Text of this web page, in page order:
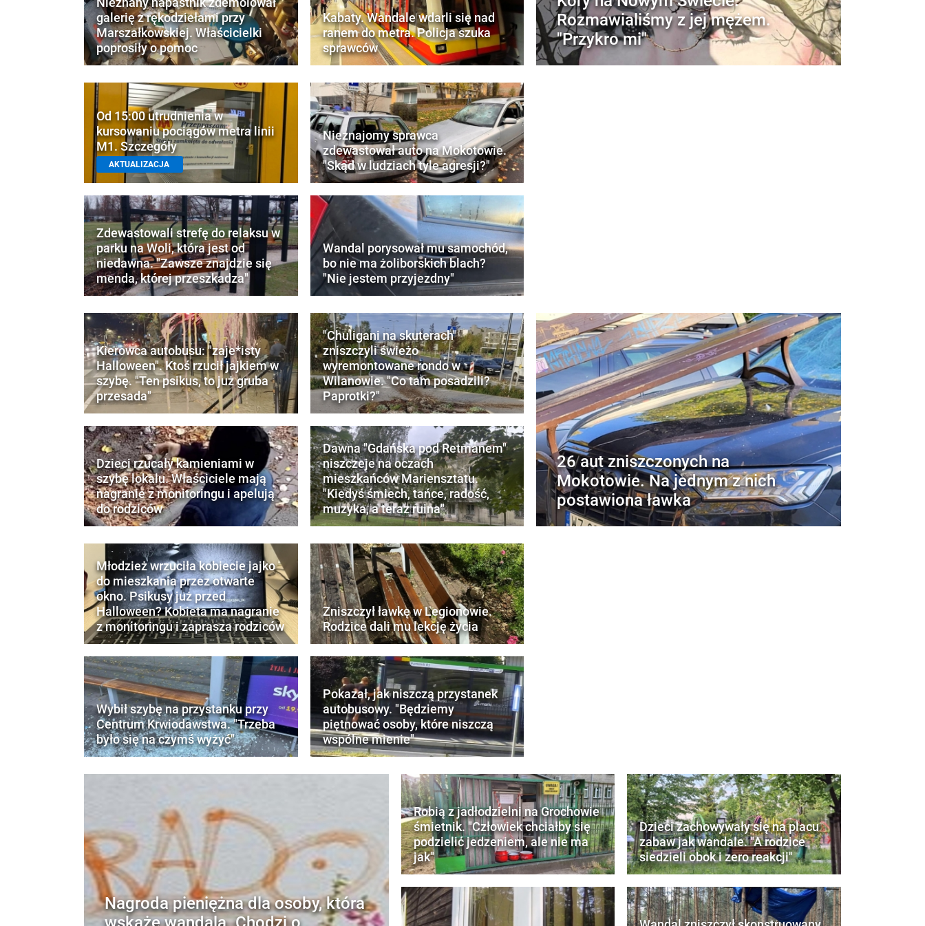
galerię z rękodziełami przy
Marszałkowskiej. Właścicielki
poprosiły o pomoc
Kabaty. Wandale wdarli się nad
ranem do metra. Policja szuka
sprawców
Rozmawialiśmy z jej mężem.
"Przykro mi"
Od 15:00 utrudnienia w
kursowaniu pociągów metra linii
M1. Szczegóły
AKTUALIZACJA
Zdewastowali strefę do relaksu w
parku na Woli, która jest od
niedawna. "Zawsze znajdzie się
menda, której przeszkadza"
Nieznajomy sprawca
zdewastował auto na Mokotowie.
"Skąd w ludziach tyle agresji?"
Wandal porysował mu samochód,
bo nie ma żoliborskich blach?
"Nie jestem przyjezdny"
Kierowca autobusu: "zaje*isty
Halloween". Ktoś rzucił jajkiem w
szybę. "Ten psikus, to już gruba
przesada"
Dzieci rzucały kamieniami w
szybę lokalu. Właściciele mają
nagranie z monitoringu i apelują
do rodziców
"Chuligani na skuterach"
zniszczyli świeżo
wyremontowane rondo w
Wilanowie. "Co tam posadzili?
Paprotki?"
Dawna "Gdańska pod Retmanem"
niszczeje na oczach
mieszkańców Mariensztatu.
"Kiedyś śmiech, tańce, radość,
muzyka, a teraz ruina"
26 aut zniszczonych na
Mokotowie. Na jednym z nich
postawiona ławka
Młodzież wrzuciła kobiecie jajko
do mieszkania przez otwarte
okno. Psikusy już przed
Halloween? Kobieta ma nagranie
z monitoringu i zaprasza rodziców
Wybił szybę na przystanku przy
Centrum Krwiodawstwa. "Trzeba
było się na czymś wyżyć"
Zniszczył ławkę w Legionowie.
Rodzice dali mu lekcję życia
Pokazał, jak niszczą przystanek
autobusowy. "Będziemy
piętnować osoby, które niszczą
wspólne mienie"
Nagroda pieniężna dla osoby, która
wskaże wandala. Chodzi o
Robią z jadłodzielni na Grochowie
śmietnik. "Człowiek chciałby się
podzielić jedzeniem, ale nie ma
jak"
Dzieci zachowywały się na placu
zabaw jak wandale. "A rodzice
siedzieli obok i zero reakcji"